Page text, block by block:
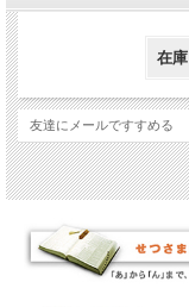
在庫
友達にメールですすめる